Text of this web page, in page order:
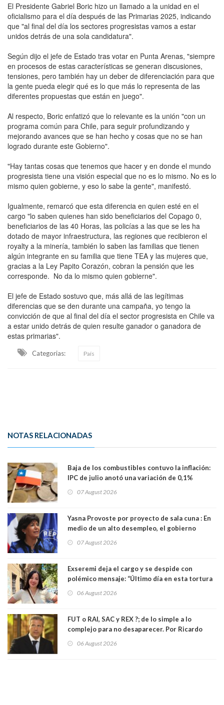
El Presidente Gabriel Boric hizo un llamado a la unidad en el
oficialismo para el día después de las Primarias 2025, indicando
que "al final del día los sectores progresistas vamos a estar
unidos detrás de una sola candidatura".
Según dijo el jefe de Estado tras votar en Punta Arenas, "siempre
en procesos de estas características se generan discusiones,
tensiones, pero también hay un deber de diferenciación para que
la gente pueda elegir qué es lo que más lo representa de las
diferentes propuestas que están en juego".
Al respecto, Boric enfatizó que lo relevante es la unión "con un
programa común para Chile, para seguir profundizando y
mejorando avances que se han hecho y cosas que no se han
logrado durante este Gobierno".
"Hay tantas cosas que tenemos que hacer y en donde el mundo
progresista tiene una visión especial que no es lo mismo. No es lo
mismo quien gobierne, y eso lo sabe la gente", manifestó.
Igualmente, remarcó que esta diferencia en quien esté en el
cargo "lo saben quienes han sido beneficiarios del Copago 0,
beneficiarios de las 40 Horas, las policías a las que se les ha
dotado de mayor infraestructura, las regiones que recibieron el
royalty a la minería, también lo saben las familias que tienen
algún integrante en su familia que tiene TEA y las mujeres que,
gracias a la Ley Papito Corazón, cobran la pensión que les
corresponde. No da lo mismo quien gobierne".
El jefe de Estado sostuvo que, más allá de las legítimas
diferencias que se den durante una campaña, yo tengo la
convicción de que al final del día el sector progresista en Chile va
a estar unido detrás de quien resulte ganador o ganadora de
estas primarias".
Categorias: País
NOTAS RELACIONADAS
Baja de los combustibles contuvo la inflación:
IPC de julio anotó una variación de 0,1%
07 August 2026
Yasna Provoste por proyecto de sala cuna : En
medio de un alto desempleo, el gobierno
07 August 2026
Exseremi deja el cargo y se despide con
polémico mensaje: “Último día en esta tortura
06 August 2026
FUT o RAI, SAC y REX ?; de lo simple a lo
complejo para no desaparecer. Por Ricardo
06 August 2026